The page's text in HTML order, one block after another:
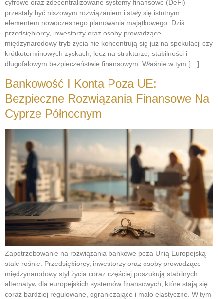
cyfrowe oraz zdecentralizowane systemy finansowe (DeFi)
przestały być niszowym rozwiązaniem i stały się istotnym
elementem nowoczesnego planowania majątkowego. Dziś
przedsiębiorcy, inwestorzy oraz osoby prowadzące
międzynarodowy tryb życia nie koncentrują się już na spekulacji czy
krótkoterminowych zyskach, lecz na strukturze, stabilności i
długofalowym bezpieczeństwie finansowym. Właśnie w tym […]
Bankowość I Konta Poza UE:
Bezpieczne Rozwiązania Finansowe Na
Cyprze Północnym
Zapotrzebowanie na rozwiązania bankowe poza Unią Europejską
stale rośnie. Przedsiębiorcy, inwestorzy oraz osoby prowadzące
międzynarodowy styl życia coraz częściej poszukują stabilnych
alternatyw dla europejskich systemów finansowych, które stają się
coraz bardziej regulowane, ograniczające i mało elastyczne. W tym